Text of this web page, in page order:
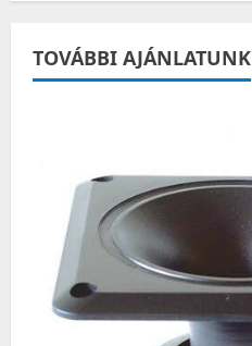
v
TOVÁBBI AJÁNLATUNK